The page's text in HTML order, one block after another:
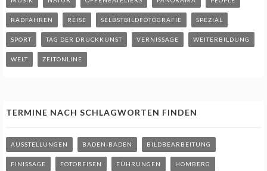
RADFAHREN REISE SELBSTBILDFOTOGRAFIE SPEZIAL
SPORT TAG DER DRUCKKUNST VERNISSAGE WEITERBILDUNG
WELT ZEITONLINE
TERMINE NACH SCHLAGWORTEN FINDEN
AUSSTELLUNGEN BADEN-BADEN BILDBEARBEITUNG
FINISSAGE FOTOREISEN FÜHRUNGEN HOMBERG